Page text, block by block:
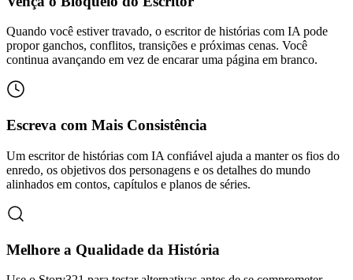
Quando você estiver travado, o escritor de histórias com IA pode
propor ganchos, conflitos, transições e próximas cenas. Você
continua avançando em vez de encarar uma página em branco.
Escreva com Mais Consistência
Um escritor de histórias com IA confiável ajuda a manter os fios do
enredo, os objetivos dos personagens e os detalhes do mundo
alinhados em contos, capítulos e planos de séries.
Melhore a Qualidade da História